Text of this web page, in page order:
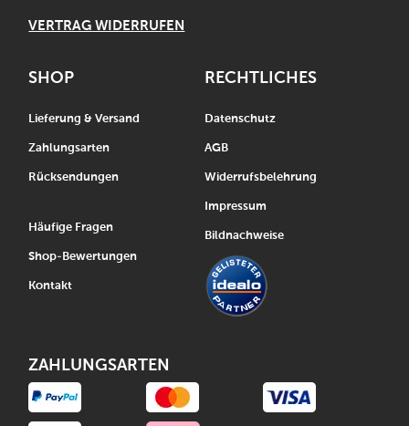
VERTRAG WIDERRUFEN
SHOP
Lieferung & Versand
Zahlungsarten
Rücksendungen
Häufige Fragen
Shop-Bewertungen
Kontakt
RECHTLICHES
Datenschutz
AGB
Widerrufsbelehrung
Impressum
Bildnachweise
ZAHLUNGSARTEN